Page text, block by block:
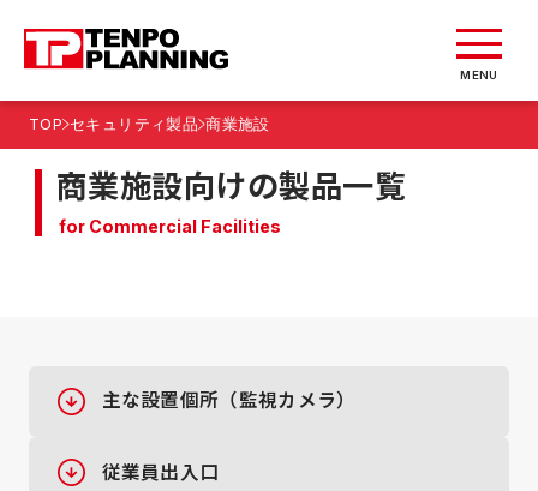
MENU
TOP セキュリティ製品 商業施設
商業施設向けの製品一覧
for Commercial Facilities
主な設置個所（監視カメラ）
従業員出入口